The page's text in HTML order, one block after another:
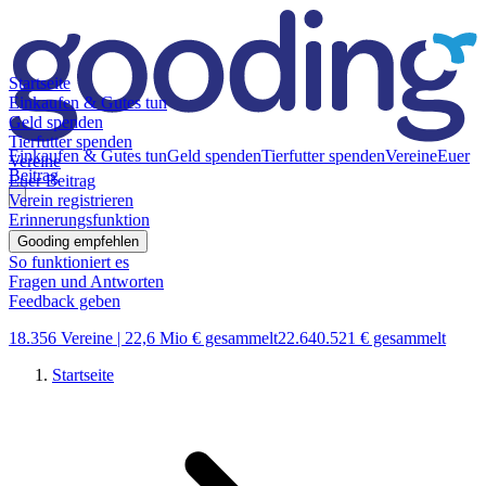
Einkaufen & Gutes tunGeld spendenTierfutter spendenVereineEuer
Beitrag
Startseite
Einkaufen & Gutes tun
Geld spenden
Tierfutter spenden
Vereine
Euer Beitrag
Verein registrieren
Erinnerungsfunktion
Gooding empfehlen
So funktioniert es
Fragen und Antworten
Feedback geben
18.356 Vereine | 22,6 Mio € gesammelt22.640.521 € gesammelt
Startseite